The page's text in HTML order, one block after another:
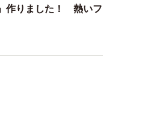
作りました！ 熱いフ